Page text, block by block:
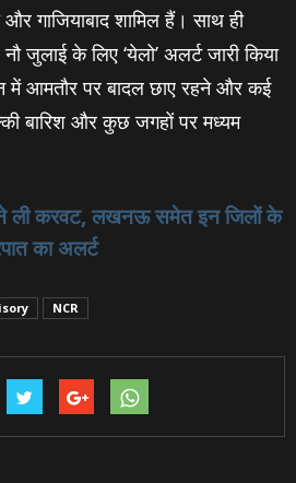
और गाजियाबाद शामिल हैं। साथ ही
के लिए ‘येलो’ अलर्ट जारी किया
आमतौर पर बादल छाए रहने और कई
बारिश और कुछ जगहों पर मध्यम
ली करवट, लखनऊ समेत इन जिलों के
का अलर्ट
NCR